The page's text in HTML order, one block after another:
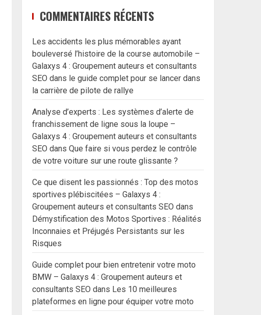
COMMENTAIRES RÉCENTS
Les accidents les plus mémorables ayant
bouleversé l’histoire de la course automobile –
Galaxys 4 : Groupement auteurs et consultants
SEO dans le guide complet pour se lancer dans
la carrière de pilote de rallye
Analyse d’experts : Les systèmes d’alerte de
franchissement de ligne sous la loupe –
Galaxys 4 : Groupement auteurs et consultants
SEO dansQue faire si vous perdez le contrôle
de votre voiture sur une route glissante ?
Ce que disent les passionnés : Top des motos
sportives plébiscitées – Galaxys 4 :
Groupement auteurs et consultants SEO dans
Démystification des Motos Sportives : Réalités
Inconnaies et Préjugés Persistants sur les
Risques
Guide complet pour bien entretenir votre moto
BMW – Galaxys 4 : Groupement auteurs et
consultants SEO dans Les 10 meilleures
plateformes en ligne pour équiper votre moto